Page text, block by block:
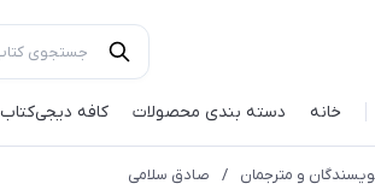
خانه دسته بندی محصولات کافه‌ دیجی‌کتاب
و مترجمان / صادق سلامی